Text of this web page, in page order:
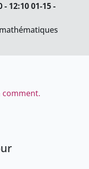
12:10 01-15 -
comment.